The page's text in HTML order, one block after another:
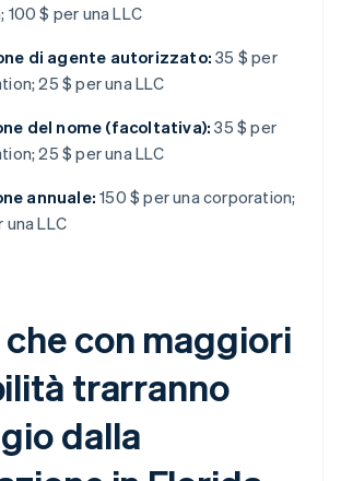
$ per una LLC
di agente autorizzato: 35 $ per
25 $ per una LLC
del nome (facoltativa): 35 $ per
25 $ per una LLC
annuale: 150 $ per una corporation;
una LLC
con maggiori
trarranno
dalla